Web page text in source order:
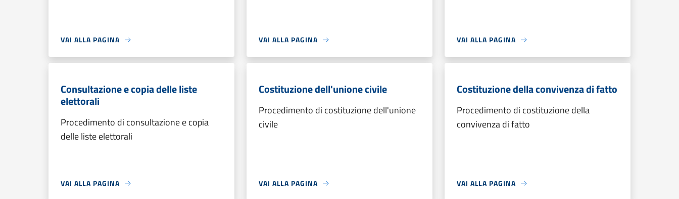
VAI ALLA PAGINA VAI ALLA PAGINA VAI ALLA PAGINA
Consultazione e copia delle liste
elettorali
Procedimento di consultazione e copia
delle liste elettorali
VAI ALLA PAGINA
Costituzione dell'unione civile
Procedimento di costituzione dell'unione
civile
VAI ALLA PAGINA
Costituzione della convivenza di fatto
Procedimento di costituzione della
convivenza di fatto
VAI ALLA PAGINA